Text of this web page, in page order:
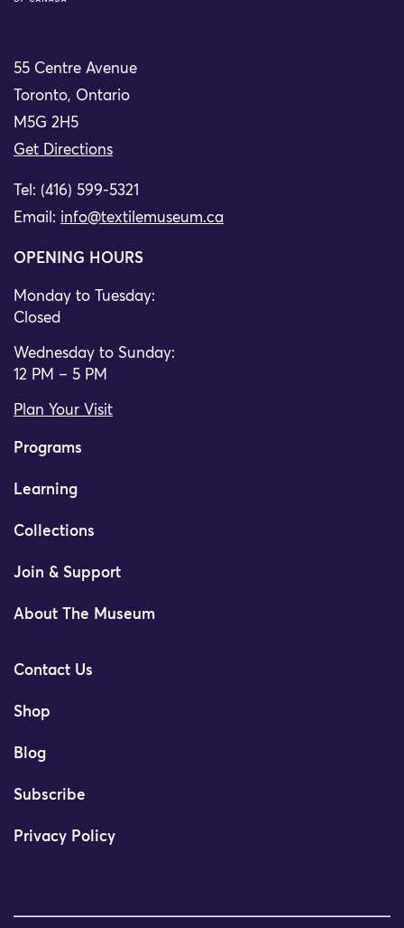
55 Centre Avenue
Toronto, Ontario
M5G 2H5
Get Directions
Tel: (416) 599-5321
Email: info@textilemuseum.ca
OPENING HOURS
Monday to Tuesday:
Closed
Wednesday to Sunday:
12 PM – 5 PM
Plan Your Visit
Programs
Learning
Collections
Join & Support
About The Museum
Contact Us
Shop
Blog
Subscribe
Privacy Policy